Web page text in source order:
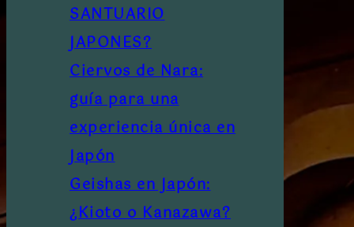
SANTUARIO
JAPONES?
Ciervos de Nara:
guía para una
experiencia única en
Japón
Geishas en Japón:
¿Kioto o Kanazawa?